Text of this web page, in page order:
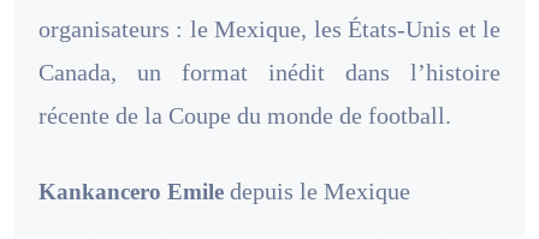
organisateurs : le Mexique, les États-Unis et le
Canada, un format inédit dans l’histoire
récente de la Coupe du monde de football.
Kankancero Emile depuis le Mexique